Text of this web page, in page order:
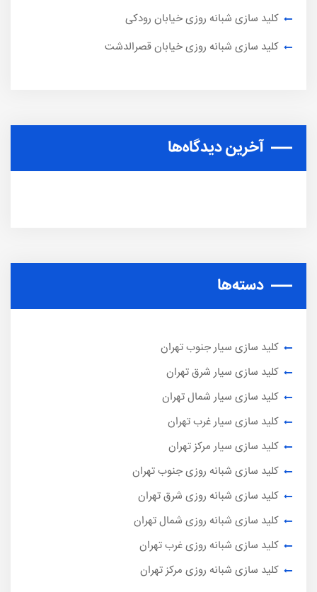
کلید سازی شبانه روزی خیابان رودکی
کلید سازی شبانه روزی خیابان قصرالدشت
آخرین دیدگاه‌ها
دسته‌ها
کلید سازی سیار جنوب تهران
کلید سازی سیار شرق تهران
کلید سازی سیار شمال تهران
کلید سازی سیار غرب تهران
کلید سازی سیار مرکز تهران
کلید سازی شبانه روزی جنوب تهران
کلید سازی شبانه روزی شرق تهران
کلید سازی شبانه روزی شمال تهران
کلید سازی شبانه روزی غرب تهران
کلید سازی شبانه روزی مرکز تهران